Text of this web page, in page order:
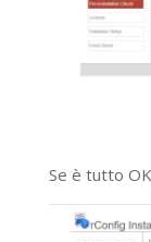
Se è tutto